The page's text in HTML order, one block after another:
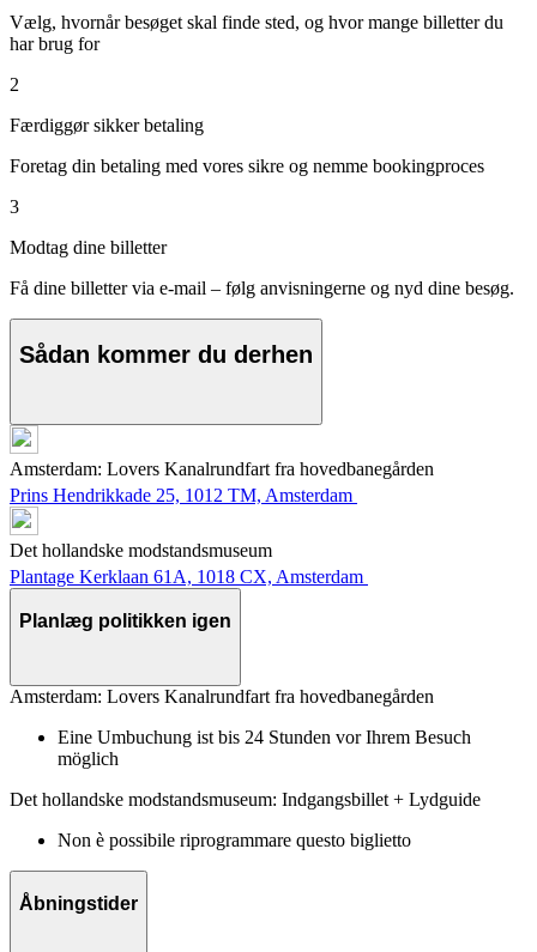
Vælg, hvornår besøget skal finde sted, og hvor mange billetter du
har brug for
2
Færdiggør sikker betaling
Foretag din betaling med vores sikre og nemme bookingproces
3
Modtag dine billetter
Få dine billetter via e-mail – følg anvisningerne og nyd dine besøg.
Sådan kommer du derhen
Amsterdam: Lovers Kanalrundfart fra hovedbanegården
Prins Hendrikkade 25, 1012 TM, Amsterdam
Det hollandske modstandsmuseum
Plantage Kerklaan 61A, 1018 CX, Amsterdam
Planlæg politikken igen
Amsterdam: Lovers Kanalrundfart fra hovedbanegården
Eine Umbuchung ist bis 24 Stunden vor Ihrem Besuch
möglich
Det hollandske modstandsmuseum: Indgangsbillet + Lydguide
Non è possibile riprogrammare questo biglietto
Åbningstider